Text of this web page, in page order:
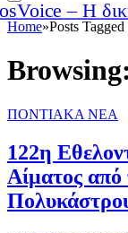
Home»Posts
Browsing:
ΠΟΝΤΙΑΚΑ ΝΕΑ
122η
Αίματος από